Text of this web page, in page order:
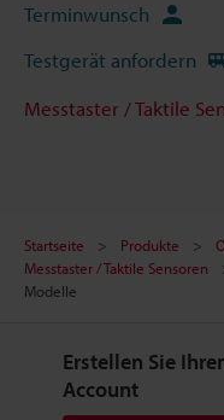
Terminwunsch
Testgerät anfordern
Messtaster / Taktile
Startseite Produkte
Messtaster / Taktile Sensoren
Modelle
Erstellen Sie
Account